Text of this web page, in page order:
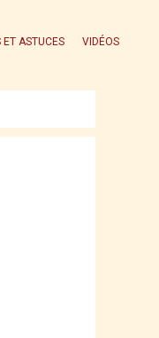
ET ASTUCES VIDÉOS